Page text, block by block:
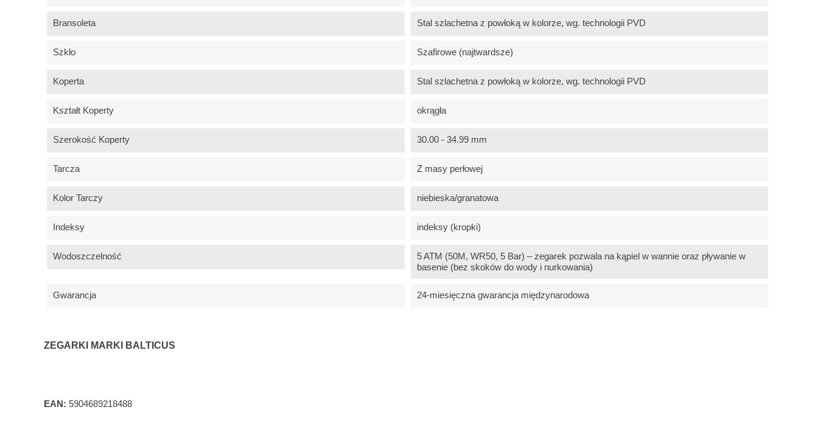
Bransoleta Stal szlachetna z powłoką w kolorze, wg. technologii PVD
Szkło Szafirowe (najtwardsze)
Koperta Stal szlachetna z powłoką w kolorze, wg. technologii PVD
Kształt Koperty okrągła
Szerokość Koperty 30.00 - 34.99 mm
Tarcza Z masy perłowej
Kolor Tarczy niebieska/granatowa
Indeksy indeksy (kropki)
Wodoszczelność
5 ATM (50M, WR50, 5 Bar) – zegarek pozwala na kąpiel w wannie oraz pływanie w
basenie (bez skoków do wody i nurkowania)
Gwarancja 24-miesięczna gwarancja międzynarodowa
ZEGARKI MARKI BALTICUS
EAN: 5904689218488